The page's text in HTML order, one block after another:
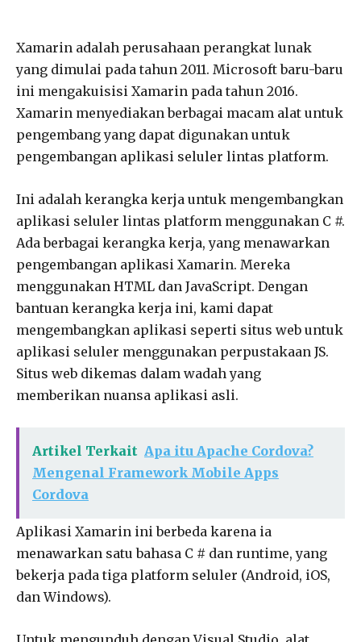
Xamarin adalah perusahaan perangkat lunak
yang dimulai pada tahun 2011. Microsoft baru-baru
ini mengakuisisi Xamarin pada tahun 2016.
Xamarin menyediakan berbagai macam alat untuk
pengembang yang dapat digunakan untuk
pengembangan aplikasi seluler lintas platform.
Ini adalah kerangka kerja untuk mengembangkan
aplikasi seluler lintas platform menggunakan C #.
Ada berbagai kerangka kerja, yang menawarkan
pengembangan aplikasi Xamarin. Mereka
menggunakan HTML dan JavaScript. Dengan
bantuan kerangka kerja ini, kami dapat
mengembangkan aplikasi seperti situs web untuk
aplikasi seluler menggunakan perpustakaan JS.
Situs web dikemas dalam wadah yang
memberikan nuansa aplikasi asli.
Artikel Terkait Apa itu Apache Cordova?
Mengenal Framework Mobile Apps
Cordova
Aplikasi Xamarin ini berbeda karena ia
menawarkan satu bahasa C # dan runtime, yang
bekerja pada tiga platform seluler (Android, iOS,
dan Windows).